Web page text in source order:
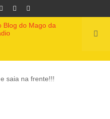
saia na frente!!!